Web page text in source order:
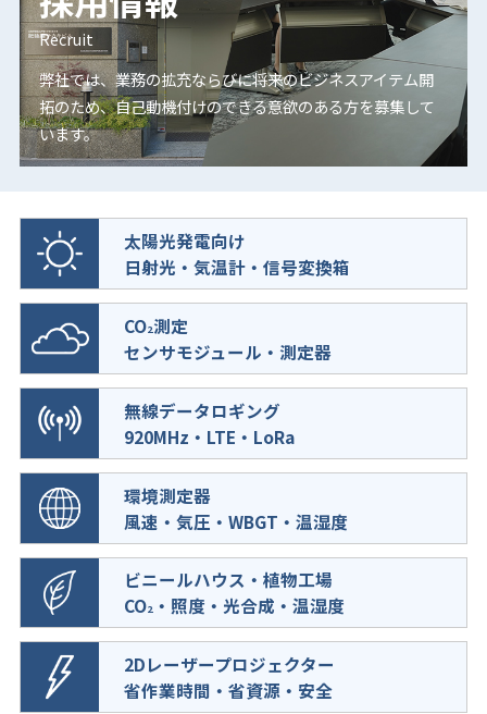
Recruit
弊社では、業務の拡充ならびに将来のビジネスアイテム開
拓のため、自己動機付けのできる意欲のある方を募集して
います。
太陽光発電向け
日射光・気温計・信号変換箱
CO2測定
センサモジュール・測定器
無線データロギング
920MHz・LTE・LoRa
環境測定器
風速・気圧・WBGT・温湿度
ビニールハウス・植物工場
CO2 ・照度・光合成・温湿度
2Dレーザープロジェクター
省作業時間・省資源・安全